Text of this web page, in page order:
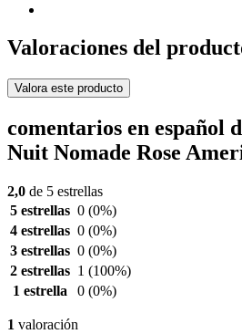
Valoraciones del
Valora este producto
comentarios en español
Nuit Nomade Rose
2,0 de 5 estrellas
5 estrellas 0 (0%)
4 estrellas 0 (0%)
3 estrellas 0 (0%)
2 estrellas 1 (100%)
1 estrella
0 (0%)
1 valoración